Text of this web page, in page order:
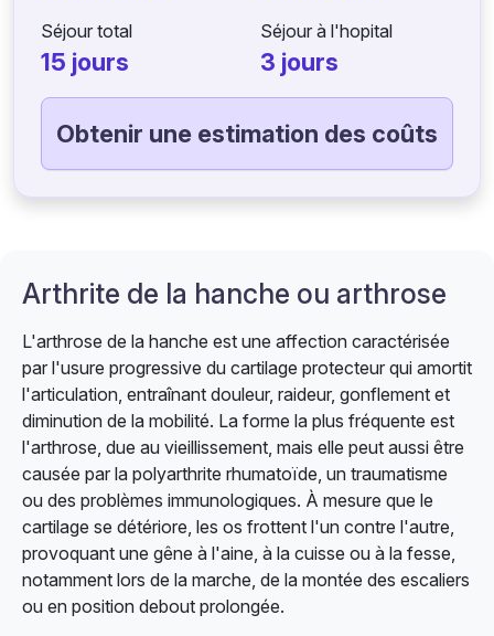
Séjour total
15 jours
Séjour à l'hopital
3 jours
Obtenir une estimation des coûts
Arthrite de la hanche ou arthrose
L'arthrose de la hanche est une affection caractérisée
par l'usure progressive du cartilage protecteur qui amortit
l'articulation, entraînant douleur, raideur, gonflement et
diminution de la mobilité. La forme la plus fréquente est
l'arthrose, due au vieillissement, mais elle peut aussi être
causée par la polyarthrite rhumatoïde, un traumatisme
ou des problèmes immunologiques. À mesure que le
cartilage se détériore, les os frottent l'un contre l'autre,
provoquant une gêne à l'aine, à la cuisse ou à la fesse,
notamment lors de la marche, de la montée des escaliers
ou en position debout prolongée.